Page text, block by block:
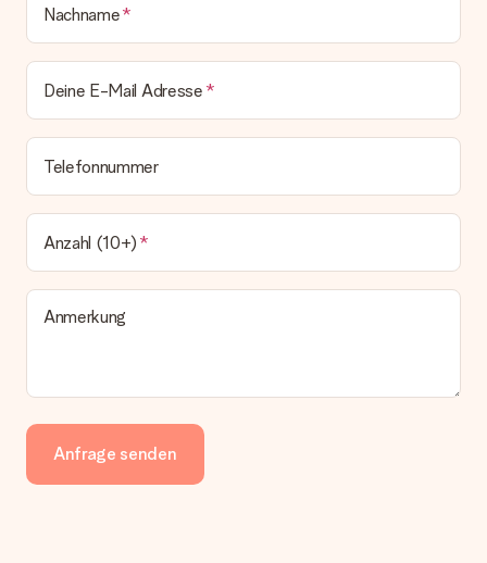
Nachname
Deine E-Mail Adresse
Telefonnummer
Anzahl (10+)
Anmerkung
Anfrage senden